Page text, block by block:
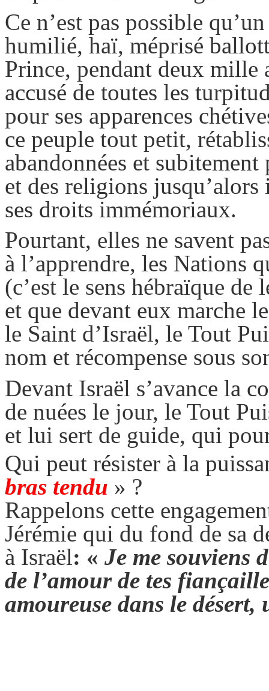
Ce n’est pas possible
humilié, haï, méprisé
Prince, pendant deux mille
accusé de toutes les
pour ses apparences
ce peuple tout petit,
abandonnées et
et des religions
ses droits immémoriaux.
Pourtant, elles ne savent
à l’apprendre, les Nations
(c’est le sens hébraïque
et que devant eux marche
le Saint d’Israël, le Tout
nom et récompense sous
Devant Israël s’avance la
de nuées le jour, le Tout
et lui sert de guide, qui
Qui peut résister à la
bras tendu » ?
Rappelons cette
Jérémie qui du fond de sa
à Israël: « Je me souviens
de l’amour de tes
amoureuse dans le désert,